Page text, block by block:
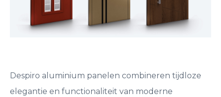
Despiro aluminium panelen combineren tijdloze
elegantie en functionaliteit van moderne